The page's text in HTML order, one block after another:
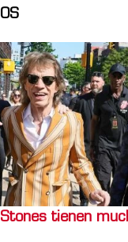
tienen